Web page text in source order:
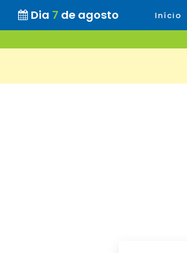
Dia 7 de agosto Início